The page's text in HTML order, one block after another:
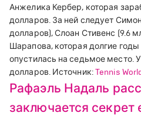
Анжелика Кербер, которая
долларов. За ней следует
долларов), Слоан Стивенс (9.6
Шарапова, которая долгие годы
опустилась на седьмое место.
долларов. Источник:Tennis
Рафаэль Надаль
заключается секрет